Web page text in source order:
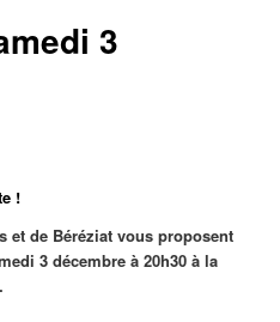
3
!
et de Béréziat vous proposent
3 décembre à 20h30 à la